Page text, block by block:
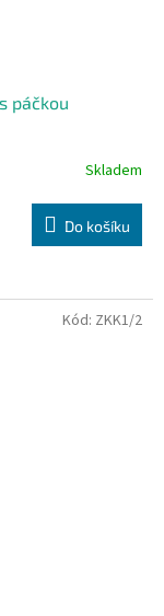
páčkou
Skladem
Do košíku
Kód: ZKK1/2